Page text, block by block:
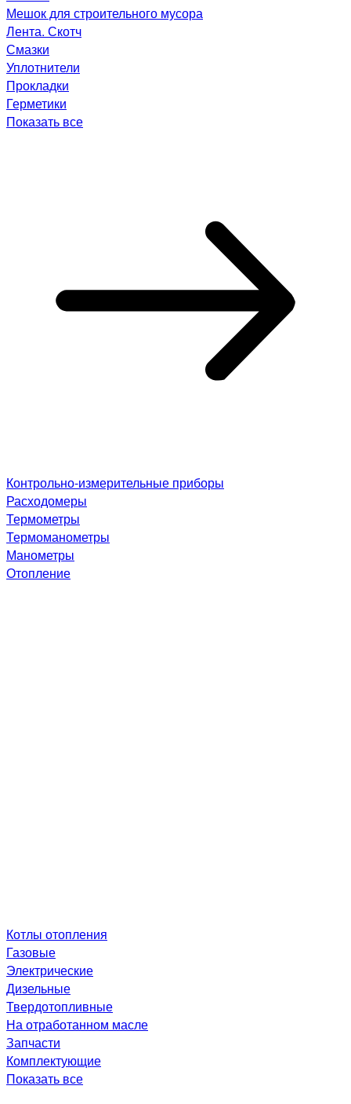
Мешок для строительного мусора
Лента. Скотч
Смазки
Уплотнители
Прокладки
Герметики
Показать все
Контрольно-измерительные приборы
Расходомеры
Термометры
Термоманометры
Манометры
Отопление
Котлы отопления
Газовые
Электрические
Дизельные
Твердотопливные
На отработанном масле
Запчасти
Комплектующие
Показать все